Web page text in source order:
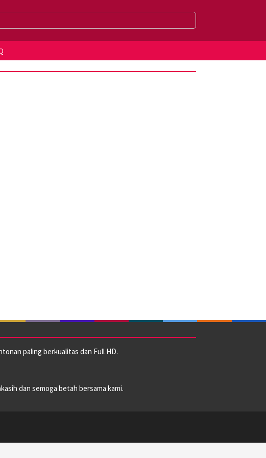
paling berkualitas dan Full HD.
dan semoga betah bersama kami.